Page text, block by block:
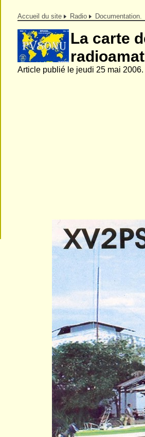
Accueil du site Radio Documentation.
La carte
Article publié le jeudi 25 mai 2006.